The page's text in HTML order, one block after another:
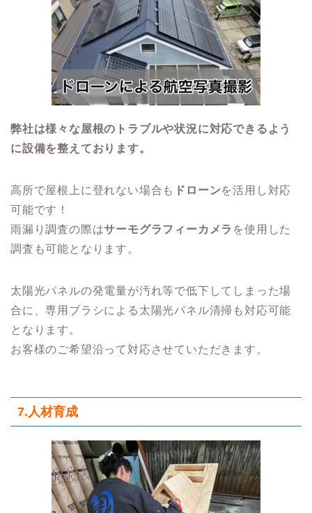
弊社は様々な屋根のトラブルや状況に対応できるよう
に設備を整えております。
高所で屋根上に登れない場合も ドローンを活用し対応
可能です！
雨漏り調査の際はサーモグラフィーカメラ を使用した
調査も可能となります。
太陽光パネルの発電量が汚れ等で低下してしまった場
合に、専用ブラシによる太陽光パネル清掃も対応可能
となります。
お客様のご希望沿って対応させていただきます。
7.人材育成